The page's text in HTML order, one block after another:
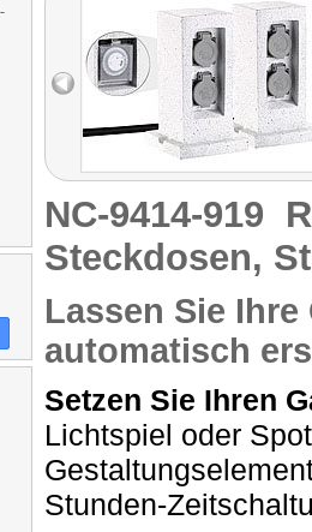
NC-9414-919
Steckdosen,
Lassen Sie
automatisch
Setzen Sie Ihren
Lichtspiel oder
Stunden-